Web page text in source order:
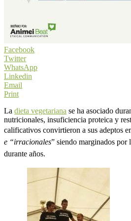
Facebook
Twitter
WhatsApp
Linkedin
Email
Print
La dieta vegetariana se ha asociado
nutricionales, insuficiencia proteica y
calificativos convirtieron a sus adeptos
e “irracionales” siendo marginados por
durante años.